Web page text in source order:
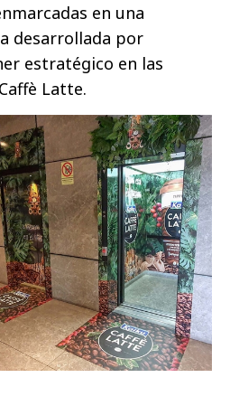
en una
desarrollada por
estratégico en las
Latte.